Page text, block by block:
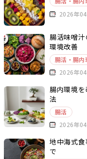
2026年
腸活味噌
環境改善
腸活・腸内
2026年
腸内環境
法
腸活
2026年
地中海式
で